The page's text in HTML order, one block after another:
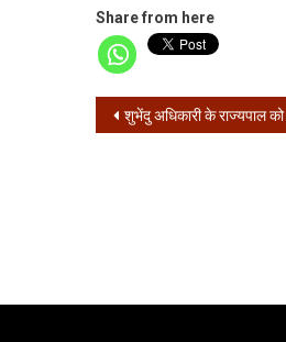
Share from here
Post
शुभेंदु अधिकारी के राज्यपाल को पत्र के बाद राज्यपाल धनखड़ ने लिखा मुख्यमंत्री को पत्र